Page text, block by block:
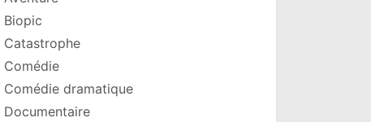
Biopic
Catastrophe
Comédie
Comédie dramatique
Documentaire